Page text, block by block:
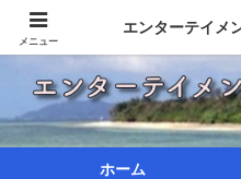
ホーム
メニュー
エンターテイメ